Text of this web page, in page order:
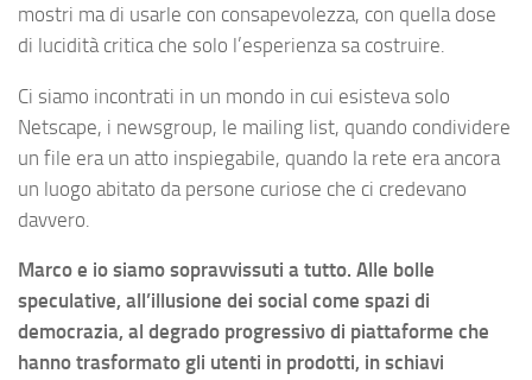
mostri ma di usarle con consapevolezza, con quella dose
di lucidità critica che solo l’esperienza sa costruire.
Ci siamo incontrati in un mondo in cui esisteva solo
Netscape, i newsgroup, le mailing list, quando condividere
un file era un atto inspiegabile, quando la rete era ancora
un luogo abitato da persone curiose che ci credevano
davvero.
Marco e io siamo sopravvissuti a tutto. Alle bolle
speculative, all’illusione dei social come spazi di
democrazia, al degrado progressivo di piattaforme che
hanno trasformato gli utenti in prodotti, in schiavi